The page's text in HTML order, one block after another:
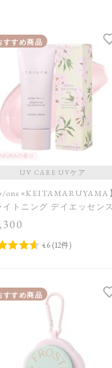
すすめ商品
UV CARE UVケア
one×KEITAMARUYAMA】
イトニング デイエッセンス
in Bloom＜限定品
すすめ商品